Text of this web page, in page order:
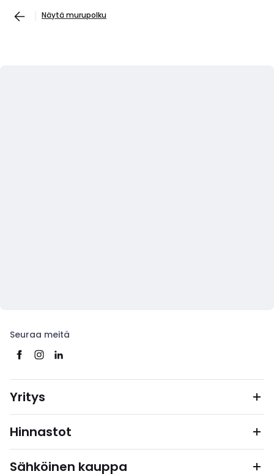
Näytä murupolku
Seuraa meitä
Yritys
Hinnastot
Sähköinen kauppa